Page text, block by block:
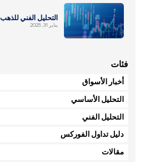
التحليل الفني للذهب XAUUSD H1
يناير 31, 2025
فئات
أخبار الأسواق
التحليل الأساسي
التحليل الفني
دليل تداول الفوركس
مقالات